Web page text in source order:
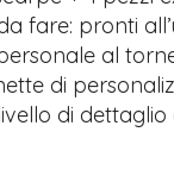
fare: pronti
al
di
di dettaglio